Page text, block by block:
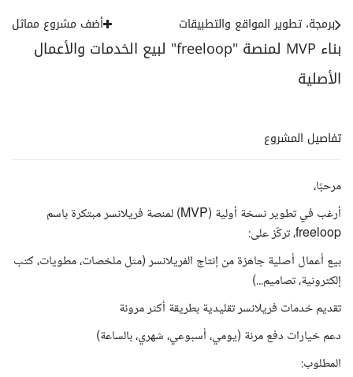
بناء MVP لمنصة "freeloop" لبيع الخدمات والأعمال
الأصلية
برمجة، تطوير المواقع والتطبيقات أضف مشروع مماثل
تفاصيل المشروع
مرحبًا،
أرغب في تطوير نسخة أولية (MVP) لمنصة فريلانسر مبتكرة باسم
freeloop، تركّز على:
بيع أعمال أصلية جاهزة من إنتاج الفريلانسر (مثل ملخصات، مطويات، كتب
إلكترونية، تصاميم...)
تقديم خدمات فريلانسر تقليدية بطريقة أكثر مرونة
دعم خيارات دفع مرنة (يومي، أسبوعي، شهري، بالساعة)
المطلوب: